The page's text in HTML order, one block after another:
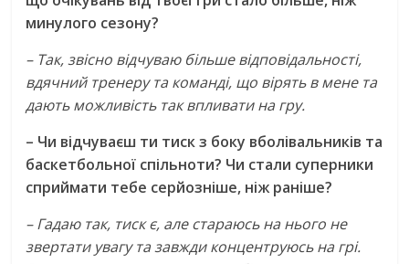
минулого сезону?
– Так, звісно відчуваю більше відповідальності,
вдячний тренеру та команді, що вірять в мене та
дають можливість так впливати на гру.
– Чи відчуваєш ти тиск з боку вболівальників та
баскетбольної спільноти? Чи стали суперники
сприймати тебе серйозніше, ніж раніше?
– Гадаю так, тиск є, але стараюсь на нього не
звертати увагу та завжди концентруюсь на грі.